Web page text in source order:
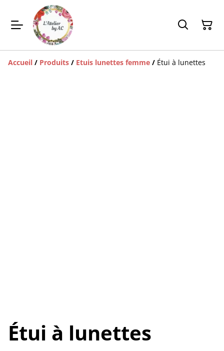
Accueil / Produits / Etuis lunettes femme / Étui à lunettes
Étui à lunettes